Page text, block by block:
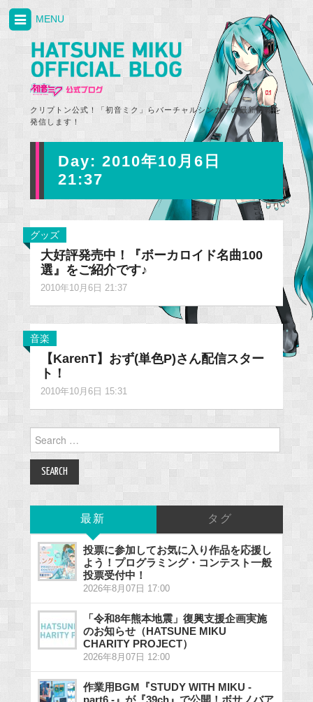
クリプトン公式！「初音ミク」らバーチャルシンガーの最新情報を
発信します！
MENU
Day: 2010年10月6日
21:37
グッズ
大好評発売中！『ボーカロイド名曲100
選』をご紹介です♪
2010年10月6日 21:37
音楽
【KarenT】おず(単色P)さん配信スター
ト！
2010年10月6日 15:31
Search
for:
最新 タグ
投票に参加してお気に入り作品を応援し
よう！プログラミング・コンテスト一般
投票受付中！
2026年8月07日 17:00
「令和8年熊本地震」復興支援企画実施
のお知らせ（HATSUNE MIKU
CHARITY PROJECT）
2026年8月07日 12:00
作業用BGM『STUDY WITH MIKU -